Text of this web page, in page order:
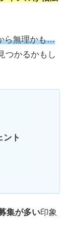
ら無理かも…
つかるかもし
ント
集が多い印象